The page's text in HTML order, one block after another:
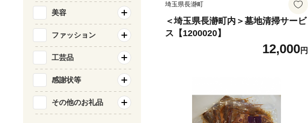
埼玉県長瀞町
＜埼玉県長瀞町内＞墓地清掃サービ
ス【1200020】
12,000円
美容
ファッション
工芸品
感謝状等
その他のお礼品